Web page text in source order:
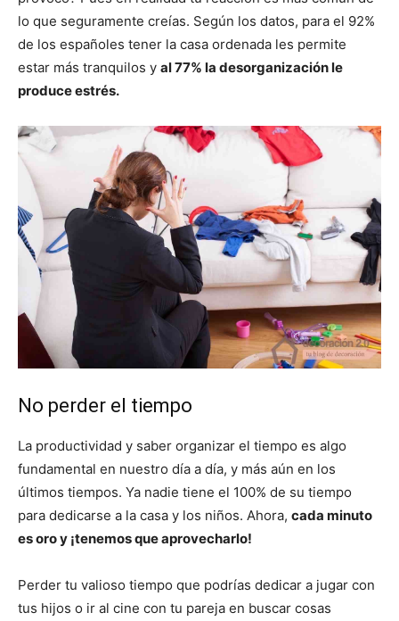
lo que seguramente creías. Según los datos, para el 92%
de los españoles tener la casa ordenada les permite
estar más tranquilos y al 77% la desorganización le
produce estrés.
No perder el tiempo
La productividad y saber organizar el tiempo es algo
fundamental en nuestro día a día, y más aún en los
últimos tiempos. Ya nadie tiene el 100% de su tiempo
para dedicarse a la casa y los niños. Ahora, cada minuto
es oro y ¡tenemos que aprovecharlo!
Perder tu valioso tiempo que podrías dedicar a jugar con
tus hijos o ir al cine con tu pareja en buscar cosas